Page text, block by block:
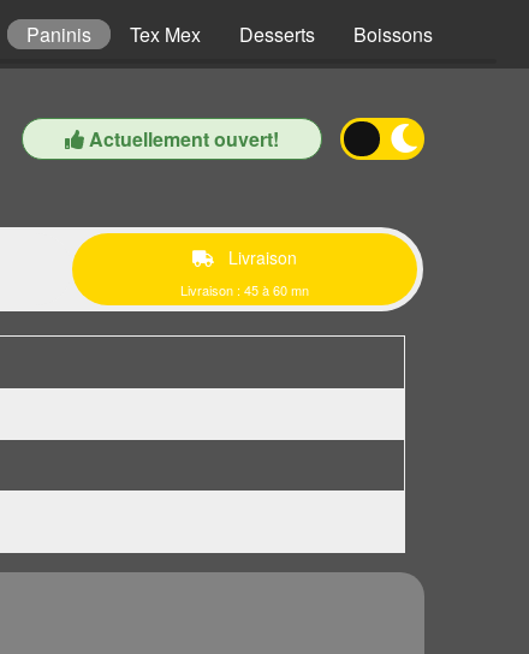
Paninis Tex Mex Desserts Boissons
Actuellement ouvert!
Livraison
Livraison : 45 à 60 mn